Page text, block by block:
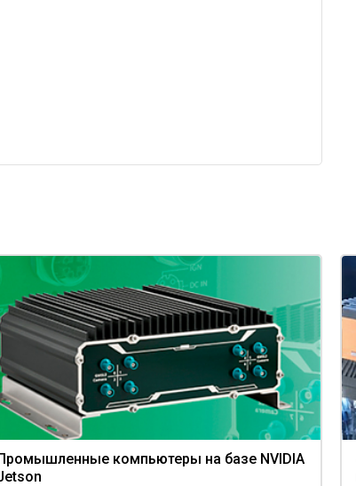
компьютеры на базе NVIDIA